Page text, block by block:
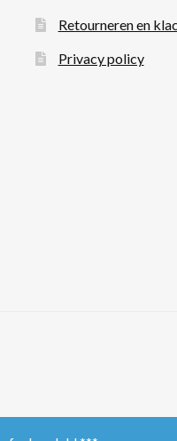
Retourneren en
Privacy policy